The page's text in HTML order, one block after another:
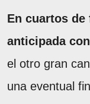
En cuartos de
anticipada
el otro gran
una eventual